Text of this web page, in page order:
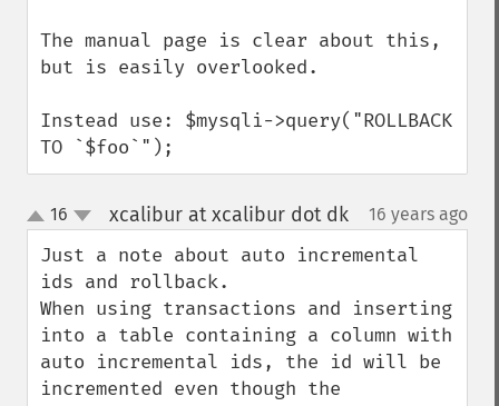
The manual page is clear about this,
but is easily overlooked.
Instead use: $mysqli->query("ROLLBACK
TO `$foo`");
up
down
16 xcalibur at xcalibur dot dk¶ 16 years ago
Just a note about auto incremental
ids and rollback.
When using transactions and inserting
into a table containing a column with
auto incremental ids, the id will be
incremented even though the